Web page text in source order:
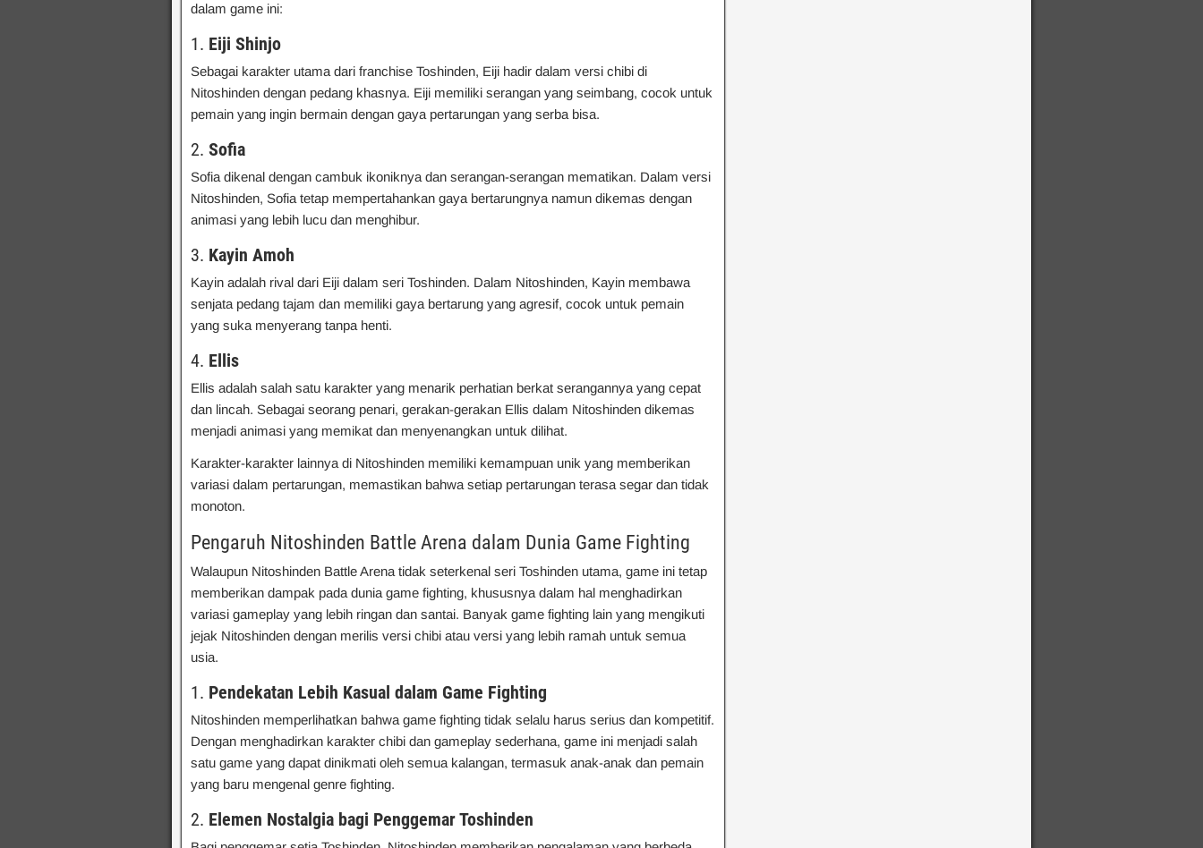
dalam game ini:
1. Eiji Shinjo
Sebagai karakter utama dari franchise Toshinden, Eiji hadir dalam versi chibi di
Nitoshinden dengan pedang khasnya. Eiji memiliki serangan yang seimbang, cocok untuk
pemain yang ingin bermain dengan gaya pertarungan yang serba bisa.
2. Sofia
Sofia dikenal dengan cambuk ikoniknya dan serangan-serangan mematikan. Dalam versi
Nitoshinden, Sofia tetap mempertahankan gaya bertarungnya namun dikemas dengan
animasi yang lebih lucu dan menghibur.
3. Kayin Amoh
Kayin adalah rival dari Eiji dalam seri Toshinden. Dalam Nitoshinden, Kayin membawa
senjata pedang tajam dan memiliki gaya bertarung yang agresif, cocok untuk pemain
yang suka menyerang tanpa henti.
4. Ellis
Ellis adalah salah satu karakter yang menarik perhatian berkat serangannya yang cepat
dan lincah. Sebagai seorang penari, gerakan-gerakan Ellis dalam Nitoshinden dikemas
menjadi animasi yang memikat dan menyenangkan untuk dilihat.
Karakter-karakter lainnya di Nitoshinden memiliki kemampuan unik yang memberikan
variasi dalam pertarungan, memastikan bahwa setiap pertarungan terasa segar dan tidak
monoton.
Pengaruh Nitoshinden Battle Arena dalam Dunia Game Fighting
Walaupun Nitoshinden Battle Arena tidak seterkenal seri Toshinden utama, game ini tetap
memberikan dampak pada dunia game fighting, khususnya dalam hal menghadirkan
variasi gameplay yang lebih ringan dan santai. Banyak game fighting lain yang mengikuti
jejak Nitoshinden dengan merilis versi chibi atau versi yang lebih ramah untuk semua
usia.
1. Pendekatan Lebih Kasual dalam Game Fighting
Nitoshinden memperlihatkan bahwa game fighting tidak selalu harus serius dan kompetitif.
Dengan menghadirkan karakter chibi dan gameplay sederhana, game ini menjadi salah
satu game yang dapat dinikmati oleh semua kalangan, termasuk anak-anak dan pemain
yang baru mengenal genre fighting.
2. Elemen Nostalgia bagi Penggemar Toshinden